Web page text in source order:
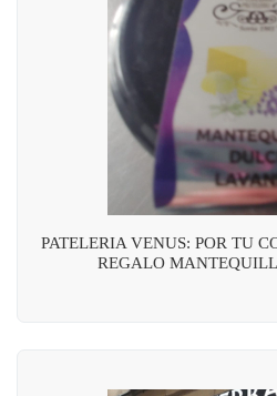
PATELERIA VENUS: POR TU
REGALO